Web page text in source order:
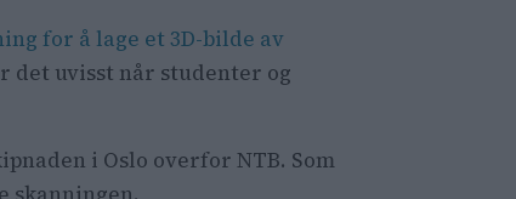
for å lage et 3D-bilde av
det uvisst når studenter og
i Oslo overfor NTB. Som